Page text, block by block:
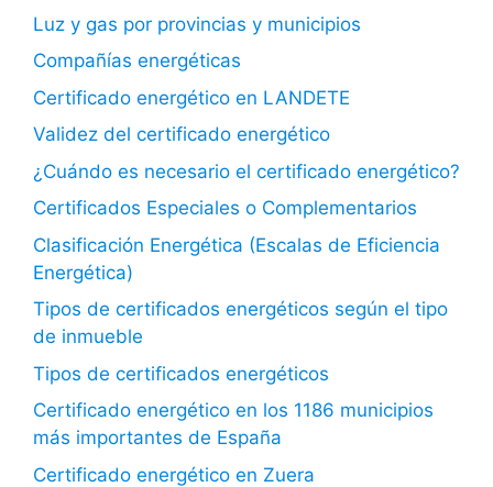
Luz y gas por provincias y municipios
Compañías energéticas
Certificado energético en LANDETE
Validez del certificado energético
¿Cuándo es necesario el certificado energético?
Certificados Especiales o Complementarios
Clasificación Energética (Escalas de Eficiencia
Energética)
Tipos de certificados energéticos según el tipo
de inmueble
Tipos de certificados energéticos
Certificado energético en los 1186 municipios
más importantes de España
Certificado energético en Zuera